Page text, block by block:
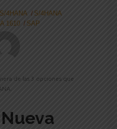
4HANA
S/4HANA
1610
SAP
de las 3 opciones que